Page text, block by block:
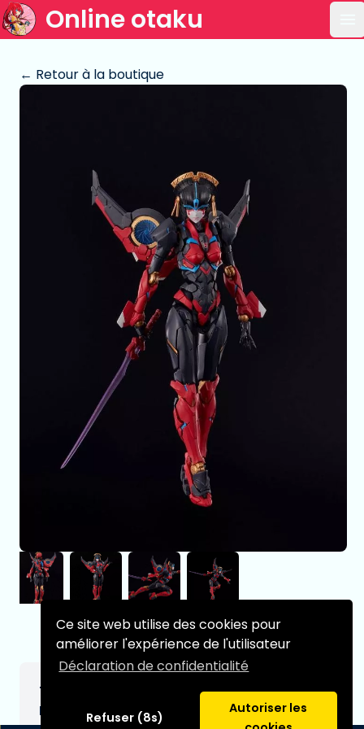
Ce site web utilise des cookies pour
améliorer l'expérience de l'utilisateur
Déclaration de confidentialité
Refuser (8s)
Autoriser les
Online otaku
← Retour à la boutique
Transformers figurine Furai Model Plastic
Model Kit Windblade (re-run) 16 cm